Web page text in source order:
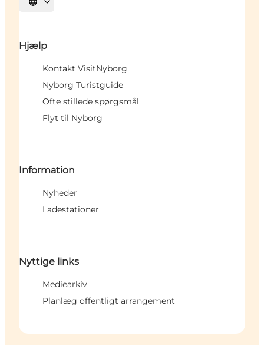
Vælg sprog
Hjælp
Kontakt VisitNyborg
Nyborg Turistguide
Ofte stillede spørgsmål
Flyt til Nyborg
Information
Nyheder
Ladestationer
Nyttige links
Mediearkiv
Planlæg offentligt arrangement